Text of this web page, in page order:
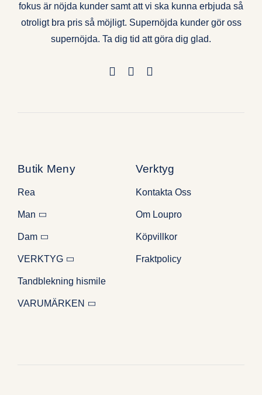
fokus är nöjda kunder samt att vi ska kunna erbjuda så
otroligt bra pris så möjligt. Supernöjda kunder gör oss
supernöjda. Ta dig tid att göra dig glad.
Butik Meny
Rea
Man
Dam
VERKTYG
Tandblekning hismile
VARUMÄRKEN
Verktyg
Kontakta Oss
Om Loupro
Köpvillkor
Fraktpolicy